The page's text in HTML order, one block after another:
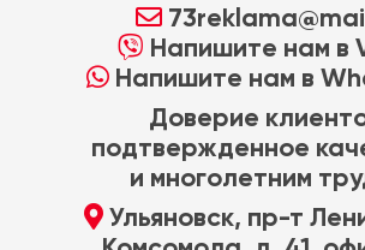
Напишите нам в
Напишите нам в
Доверие
подтвержденное
и многолетним
Ульяновск, пр-т